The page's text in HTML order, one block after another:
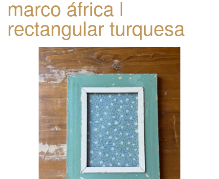
marco áfrica l
rectangular turquesa